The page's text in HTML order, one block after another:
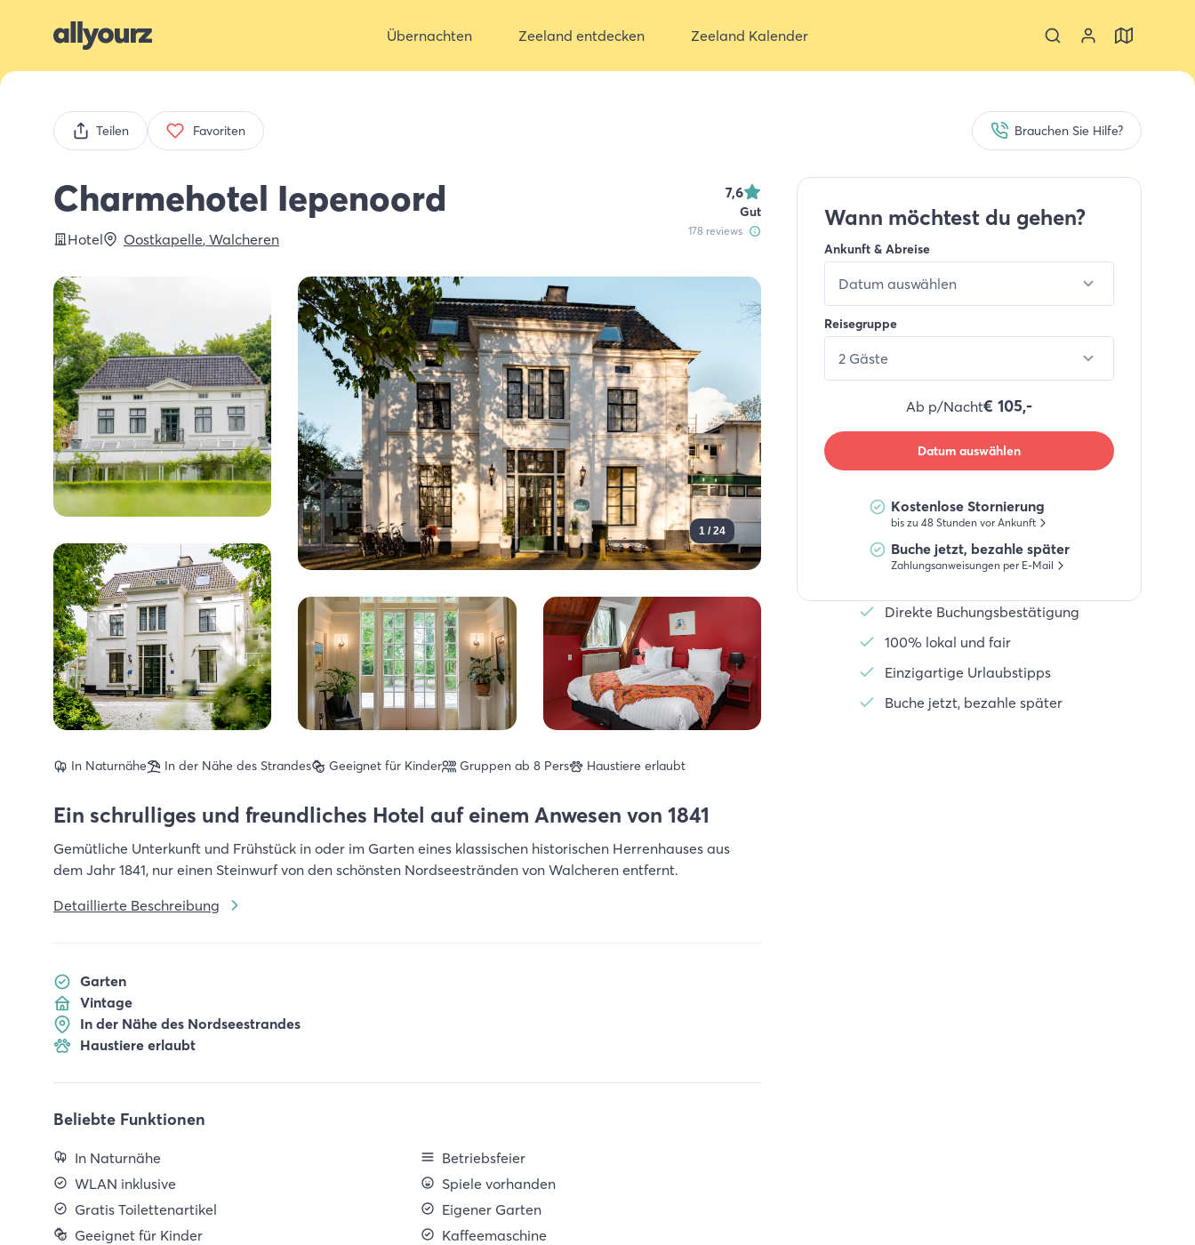
Übernachten Zeeland entdecken Zeeland Kalender
Teilen Favoriten Brauchen Sie Hilfe?
Charmehotel Iepenoord
Hotel
7,6
Gut
178reviews
Oostkapelle, Walcheren
1 / 24
In Naturnähe In der Nähe des Strandes Geeignet für Kinder Gruppen ab 8 Pers Haustiere erlaubt
Ein schrulliges und freundliches Hotel auf einem Anwesen von 1841
Gemütliche Unterkunft und Frühstück in oder im Garten eines klassischen historischen Herrenhauses aus
dem Jahr 1841, nur einen Steinwurf von den schönsten Nordseestränden von Walcheren entfernt.
Detaillierte Beschreibung
Garten
Vintage
In der Nähe des Nordseestrandes
Haustiere erlaubt
Beliebte Funktionen
In Naturnähe
WLAN inklusive
Gratis Toilettenartikel
Geeignet für Kinder
Betriebsfeier
Spiele vorhanden
Eigener Garten
Kaffeemaschine
Wann möchtest du gehen?
Ankunft & Abreise
Datum auswählen
Reisegruppe
2 Gäste
Ab p/Nacht€ 105,-
Datum auswählen
Kostenlose Stornierung
bis zu 48 Stunden vor Ankunft
Buche jetzt, bezahle später
Zahlungsanweisungen per E-Mail
Direkte Buchungsbestätigung
100% lokal und fair
Einzigartige Urlaubstipps
Buche jetzt, bezahle später